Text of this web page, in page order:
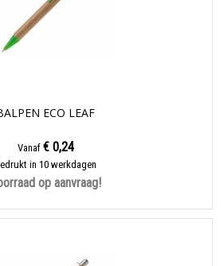
ECO LEAF
Vanaf € 0,24
in 10 werkdagen
op aanvraag!